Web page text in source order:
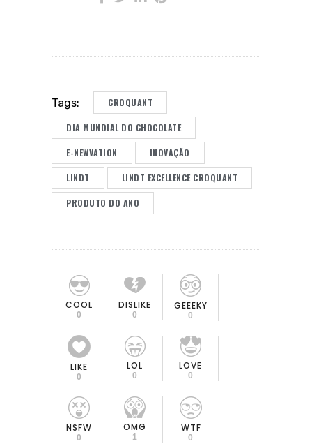
Tags: CROQUANT
DIA MUNDIAL DO CHOCOLATE
E-NEWVATION INOVAÇÃO
LINDT LINDT EXCELLENCE CROQUANT
PRODUTO DO ANO
COOL
0
DISLIKE
0
GEEEKY
0
LIKE
0
LOL
0
LOVE
0
NSFW
0
OMG
1
WTF
0